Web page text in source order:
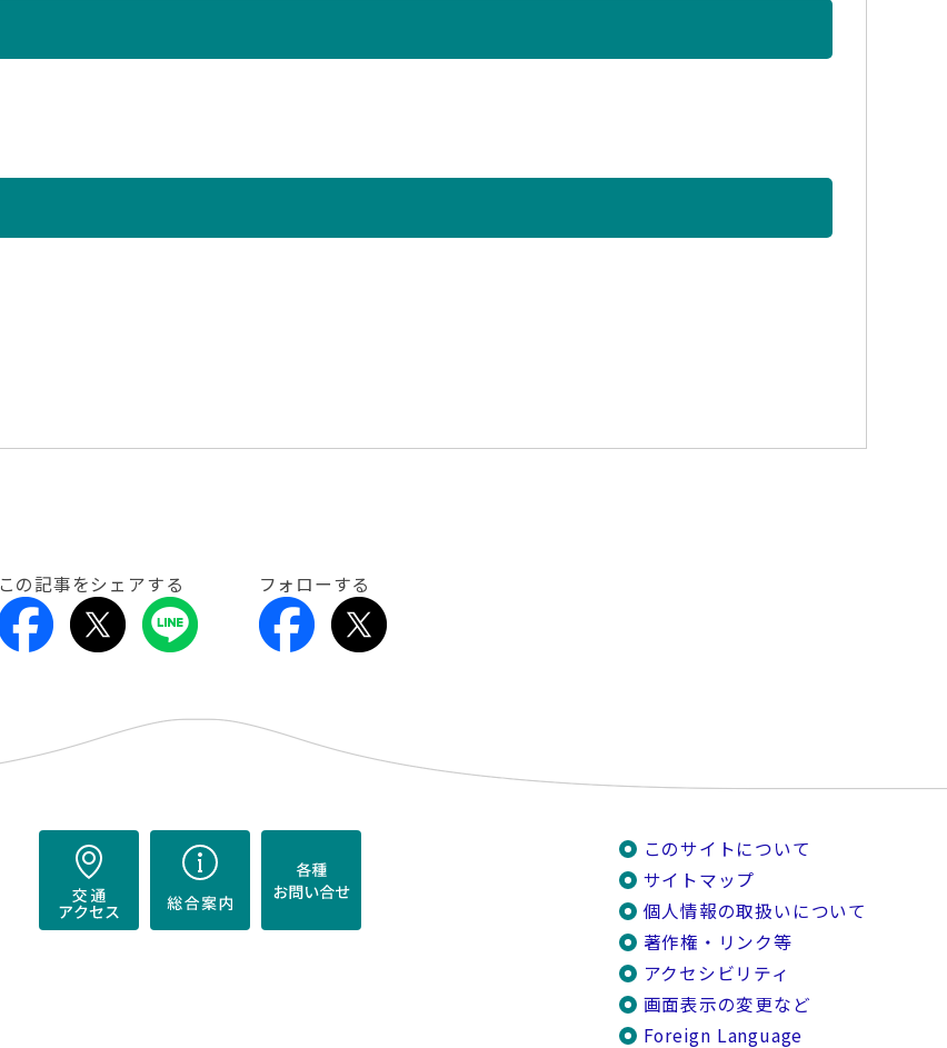
この記事をシェアする フォローする
このサイトについて
サイトマップ
個人情報の取扱いについて
著作権・リンク等
アクセシビリティ
画面表示の変更など
Foreign Language